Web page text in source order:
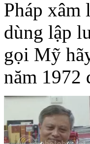
Pháp xâm
dùng lập
gọi Mỹ
năm 1972